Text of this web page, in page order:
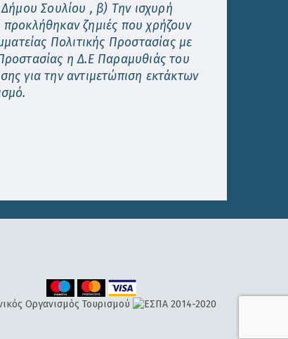
Σουλίου , β) Tην ισχυρή
ζημιές που χρήζουν
Πολιτικής Προστασίας με
η Δ.Ε Παραμυθιάς του
για την αντιμετώπιση εκτάκτων